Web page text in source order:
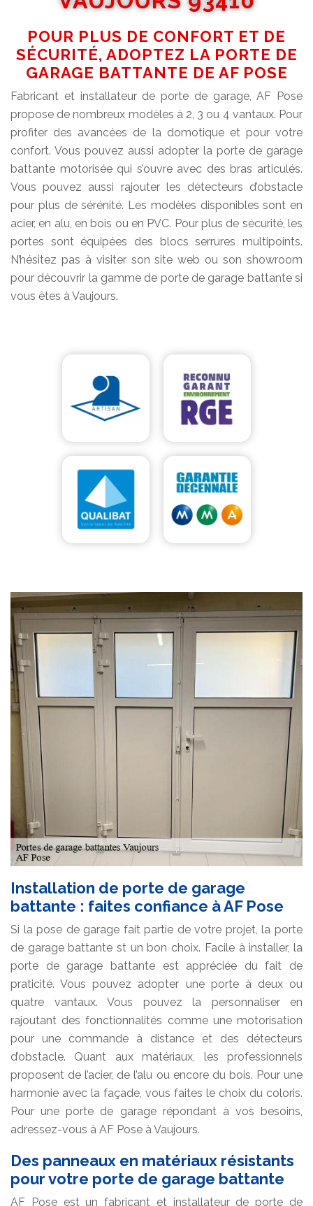
POUR PLUS DE CONFORT ET DE
SÉCURITÉ, ADOPTEZ LA PORTE DE
GARAGE BATTANTE DE AF POSE
Fabricant et installateur de porte de garage, AF Pose
propose de nombreux modèles à 2, 3 ou 4 vantaux. Pour
profiter des avancées de la domotique et pour votre
confort. Vous pouvez aussi adopter la porte de garage
battante motorisée qui s’ouvre avec des bras articulés.
Vous pouvez aussi rajouter les détecteurs d’obstacle
pour plus de sérénité. Les modèles disponibles sont en
acier, en alu, en bois ou en PVC. Pour plus de sécurité, les
portes sont équipées des blocs serrures multipoints.
N’hésitez pas à visiter son site web ou son showroom
pour découvrir la gamme de porte de garage battante si
vous êtes à Vaujours.
Installation de porte de garage
battante : faites confiance à AF Pose
Si la pose de garage fait partie de votre projet, la porte
de garage battante st un bon choix. Facile à installer, la
porte de garage battante est appréciée du fait de
praticité. Vous pouvez adopter une porte à deux ou
quatre vantaux. Vous pouvez la personnaliser en
rajoutant des fonctionnalités comme une motorisation
pour une commande à distance et des détecteurs
d’obstacle. Quant aux matériaux, les professionnels
proposent de l’acier, de l’alu ou encore du bois. Pour une
harmonie avec la façade, vous faites le choix du coloris.
Pour une porte de garage répondant à vos besoins,
adressez-vous à AF Pose à Vaujours.
Des panneaux en matériaux résistants
pour votre porte de garage battante
AF Pose est un fabricant et installateur de porte de